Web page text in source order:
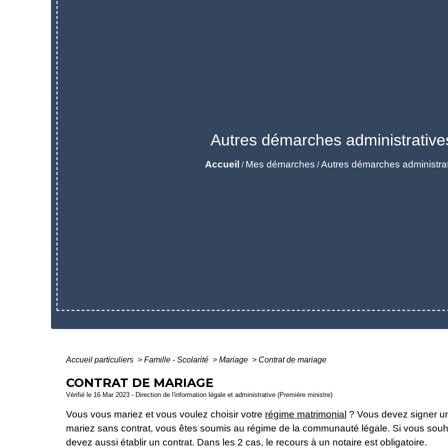
Autres démarches
Accueil / Mes démarches /Autres démarches
Accueil particuliers > Famille - Scolarité > Mariage > Contrat de mariage
CONTRAT DE MARIAGE
Vérifié le 16 Mar 2023 - Direction de l'information légale et administrative (Première ministre)
Vous vous mariez et vous voulez choisir votre régime matrimonial ? Vous devez signer
mariez sans contrat, vous êtes soumis au régime de la communauté légale. Si vous
devez aussi établir un contrat. Dans les 2 cas, le recours à un notaire est obligatoire.